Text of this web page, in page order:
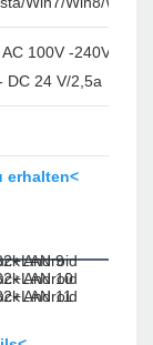
100V -240V/60
DC 24 V/2,5a
erhalten<